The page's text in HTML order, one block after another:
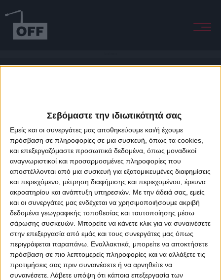
Σεβόμαστε την ιδιωτικότητά σας
Εμείς και οι συνεργάτες μας αποθηκεύουμε και/ή έχουμε
πρόσβαση σε πληροφορίες σε μια συσκευή, όπως τα cookies,
και επεξεργαζόμαστε προσωπικά δεδομένα, όπως μοναδικοί
αναγνωριστικοί και προσαρμοσμένες πληροφορίες που
αποστέλλονται από μια συσκευή για εξατομικευμένες διαφημίσεις
και περιεχόμενο, μέτρηση διαφήμισης και περιεχομένου, έρευνα
ακροατηρίου και ανάπτυξη υπηρεσιών. Με την άδειά σας, εμείς
και οι συνεργάτες μας ενδέχεται να χρησιμοποιήσουμε ακριβή
δεδομένα γεωγραφικής τοποθεσίας και ταυτοποίησης μέσω
σάρωσης συσκευών. Μπορείτε να κάνετε κλικ για να συναινέσετε
στην επεξεργασία από εμάς και τους συνεργάτες μας όπως
περιγράφεται παραπάνω. Εναλλακτικά, μπορείτε να αποκτήσετε
πρόσβαση σε πιο λεπτομερείς πληροφορίες και να αλλάξετε τις
προτιμήσεις σας πριν συναινέσετε ή να αρνηθείτε να
συναινέσετε. Λάβετε υπόψη ότι κάποια επεξεργασία των
About Offradio Business Class Terms & Conditions
Privacy Policy
Designed & developed byporcupine colors&Fotis Alexandrou